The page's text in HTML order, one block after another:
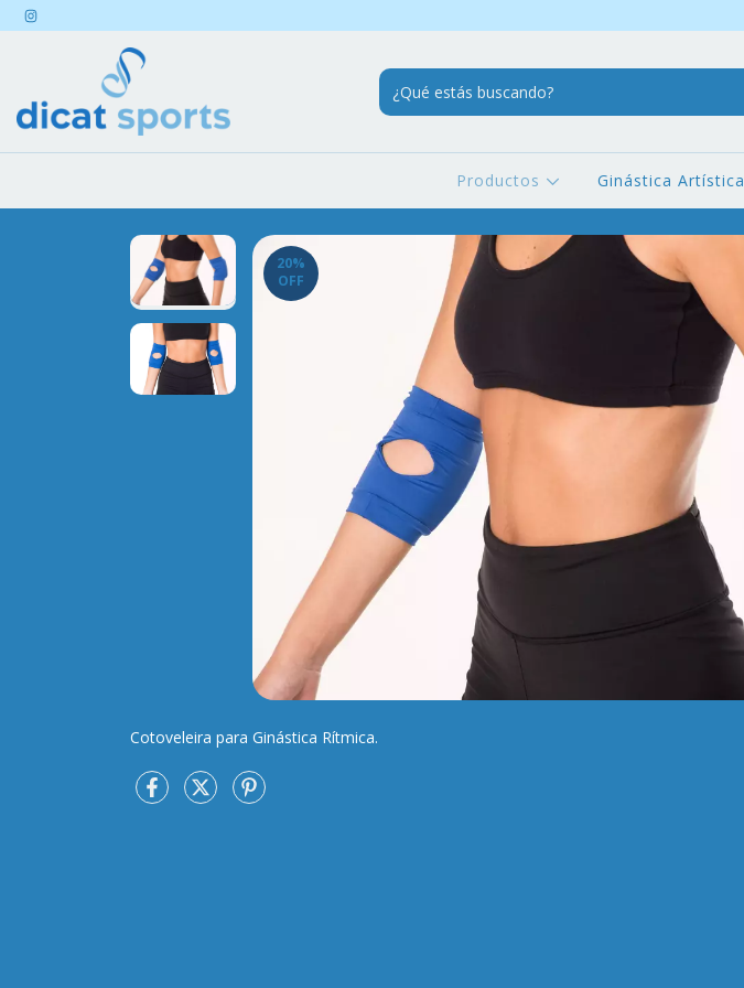
Productos Ginástica Artística
20%
OFF
Cotoveleira para Ginástica Rítmica.